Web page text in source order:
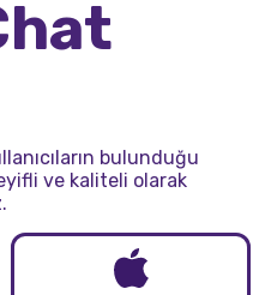
bulunduğu
ve kaliteli olarak